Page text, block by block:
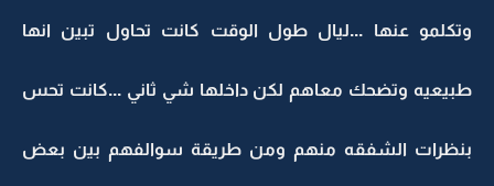
وتكلمو عنها ...ليال طول الوقت كانت تحاول تبين انها
طبيعيه وتضحك معاهم لكن داخلها شي ثاني ...كانت تحس
بنظرات الشفقه منهم ومن طريقة سوالفهم بين بعض